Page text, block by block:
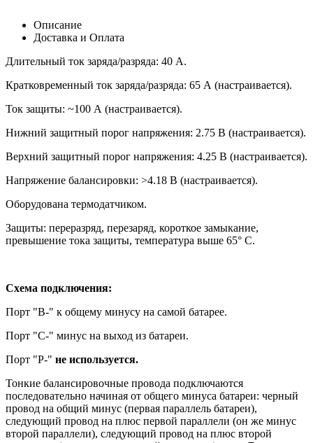
Описание
Доставка и Оплата
Длительный ток заряда/разряда: 40 А.
Кратковременный ток заряда/разряда: 65 А (настраивается).
Ток защиты: ~100 А (настраивается).
Нижний защитный порог напряжения: 2.75 В (настраивается).
Верхний защитный порог напряжения: 4.25 В (настраивается).
Напряжение балансировки: >4.18 В (настраивается).
Оборудована термодатчиком.
Защиты: переразряд, перезаряд, короткое замыкание,
превышение тока защиты, температура выше 65° С.
Схема подключения:
Порт "B-" к общему минусу на самой батарее.
Порт "С-" минус на выход из батареи.
Порт "P-" не используется.
Тонкие балансировочные провода подключаются
последовательно начиная от общего минуса батареи: черный
провод на общий минус (первая параллель батареи),
следующий провод на плюс первой параллели (он же минус
второй параллели), следующий провод на плюс второй